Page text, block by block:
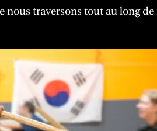
nous traversons tout au long